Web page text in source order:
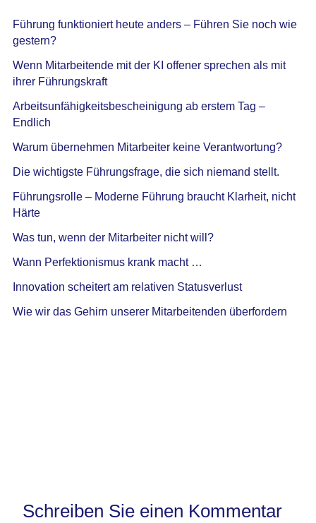
Führung funktioniert heute anders – Führen Sie noch wie
gestern?
Wenn Mitarbeitende mit der KI offener sprechen als mit
ihrer Führungskraft
Arbeitsunfähigkeitsbescheinigung ab erstem Tag –
Endlich
Warum übernehmen Mitarbeiter keine Verantwortung?
Die wichtigste Führungsfrage, die sich niemand stellt.
Führungsrolle – Moderne Führung braucht Klarheit, nicht
Härte
Was tun, wenn der Mitarbeiter nicht will?
Wann Perfektionismus krank macht …
Innovation scheitert am relativen Statusverlust
Wie wir das Gehirn unserer Mitarbeitenden überfordern
Schreiben Sie einen Kommentar